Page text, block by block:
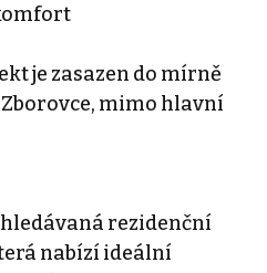
je zasazen do mírně
mimo hlavní
rezidenční
nabízí ideální